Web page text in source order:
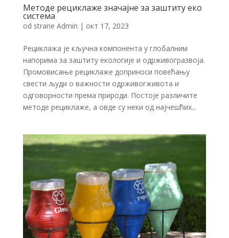
Методе рециклаже значајне за заштиту еко
система
od strane Admin | окт 17, 2023
Рециклажа је кључна компонента у глобалним
напорима за заштиту екологије и одрживогразвоја.
Промовисање рециклаже доприноси повећању
свести људи о важности одрживогживота и
одговорности према природи. Постоје различите
методе рециклаже, а овде су неки од најчешћих...